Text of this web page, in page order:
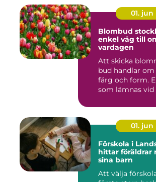
01. jun
Blombud
enkel väg till
vardagen
Att skicka
bud handlar om
färg och form.
som lämnas vid
01. jun
Förskola i
hittar föräldrar
sina barn
Att välja